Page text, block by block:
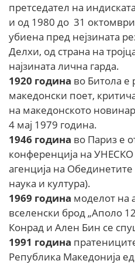
претседател на
и од 1980 до 31
убиена пред нејзината
Делхи, од страна на
најзината лична гарда.
1920 година во Битола е
македонски поет,
на македонското
4 мај 1979 година.
1946 година во Париз е
конференција на УНЕСКО
агенција на
наука и култура).
1969 година моделот на
вселенски брод „Аполо
Конрад и Ален Бин се
1991 година
Република Македонија